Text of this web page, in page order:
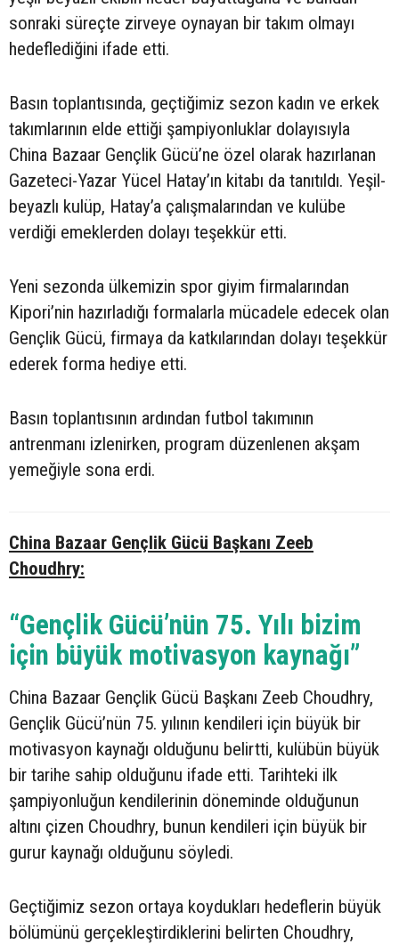
sonraki süreçte zirveye oynayan bir takım olmayı
hedeflediğini ifade etti.
Basın toplantısında, geçtiğimiz sezon kadın ve erkek
takımlarının elde ettiği şampiyonluklar dolayısıyla
China Bazaar Gençlik Gücü’ne özel olarak hazırlanan
Gazeteci-Yazar Yücel Hatay’ın kitabı da tanıtıldı. Yeşil-
beyazlı kulüp, Hatay’a çalışmalarından ve kulübe
verdiği emeklerden dolayı teşekkür etti.
Yeni sezonda ülkemizin spor giyim firmalarından
Kipori’nin hazırladığı formalarla mücadele edecek olan
Gençlik Gücü, firmaya da katkılarından dolayı teşekkür
ederek forma hediye etti.
Basın toplantısının ardından futbol takımının
antrenmanı izlenirken, program düzenlenen akşam
yemeğiyle sona erdi.
China Bazaar Gençlik Gücü Başkanı Zeeb
Choudhry:
“Gençlik Gücü’nün 75. Yılı bizim
için büyük motivasyon kaynağı”
China Bazaar Gençlik Gücü Başkanı Zeeb Choudhry,
Gençlik Gücü’nün 75. yılının kendileri için büyük bir
motivasyon kaynağı olduğunu belirtti, kulübün büyük
bir tarihe sahip olduğunu ifade etti. Tarihteki ilk
şampiyonluğun kendilerinin döneminde olduğunun
altını çizen Choudhry, bunun kendileri için büyük bir
gurur kaynağı olduğunu söyledi.
Geçtiğimiz sezon ortaya koydukları hedeflerin büyük
bölümünü gerçekleştirdiklerini belirten Choudhry,